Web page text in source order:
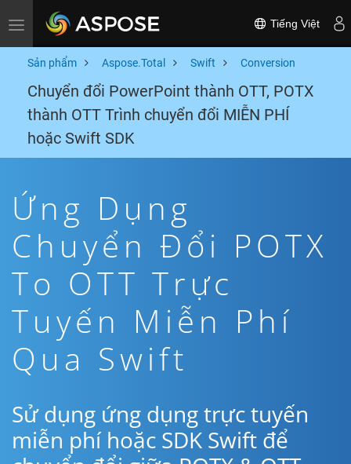
Toggle navigation Tiếng Việt
Sản phẩm Aspose.Total Swift Conversion
Chuyển đổi PowerPoint thành OTT, POTX
thành OTT Trình chuyển đổi MIỄN PHÍ
hoặc Swift SDK
Ứng Dụng
Chuyển Đổi POTX
To OTT Trực
Tuyến Miễn Phí
Qua Swift
Sử dụng ứng dụng trực tuyến
miễn phí hoặc SDK Swift để